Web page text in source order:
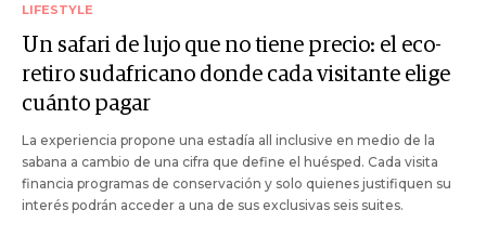
LIFESTYLE
Un safari de lujo que no tiene precio: el eco-
retiro sudafricano donde cada visitante elige
cuánto pagar
La experiencia propone una estadía all inclusive en medio de la
sabana a cambio de una cifra que define el huésped. Cada visita
financia programas de conservación y solo quienes justifiquen su
interés podrán acceder a una de sus exclusivas seis suites.